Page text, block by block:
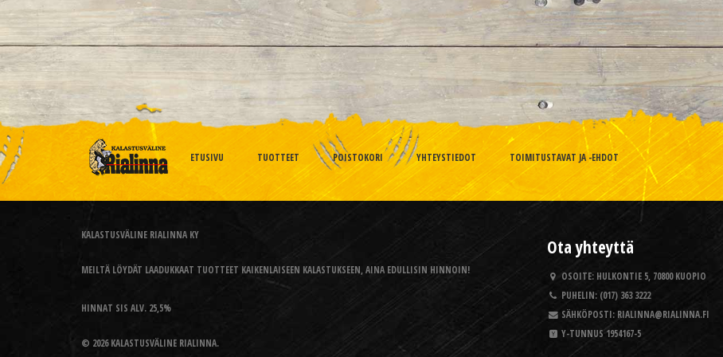
ETUSIVU TUOTTEET POISTOKORI YHTEYSTIEDOT TOIMITUSTAVAT JA -EHDOT
KALASTUSVÄLINE RIALINNA KY
MEILTÄ LÖYDÄT LAADUKKAAT TUOTTEET KAIKENLAISEEN KALASTUKSEEN, AINA EDULLISIN HINNOIN!
HINNAT SIS ALV. 25,5%
© 2026 KALASTUSVÄLINE RIALINNA.
Ota yhteyttä
OSOITE: HULKONTIE 5, 70800 KUOPIO
PUHELIN: (017) 363 3222
SÄHKÖPOSTI: RIALINNA@RIALINNA.FI
Y-TUNNUS1954167-5